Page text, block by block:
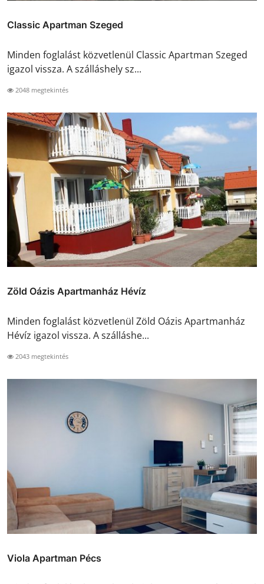
Classic Apartman Szeged
Minden foglalást közvetlenül Classic Apartman Szeged
igazol vissza. A szálláshely sz...
2048 megtekintés
Zöld Oázis Apartmanház Hévíz
Minden foglalást közvetlenül Zöld Oázis Apartmanház
Hévíz igazol vissza. A szálláshe...
2043 megtekintés
Viola Apartman Pécs